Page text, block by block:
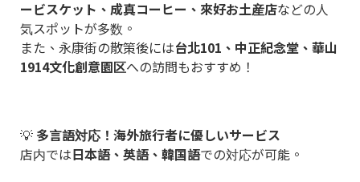
ービスケット、成真コーヒー、來好お土産店などの人
気スポットが多数。
また、永康街の散策後には台北101、中正紀念堂、華山
1914文化創意園区への訪問もおすすめ！
💡 多言語対応！海外旅行者に優しいサービス
店内では日本語、英語、韓国語での対応が可能。